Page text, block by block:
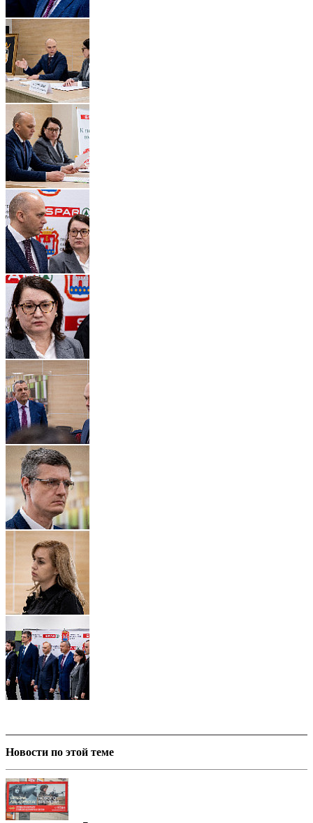
Новости по этой теме